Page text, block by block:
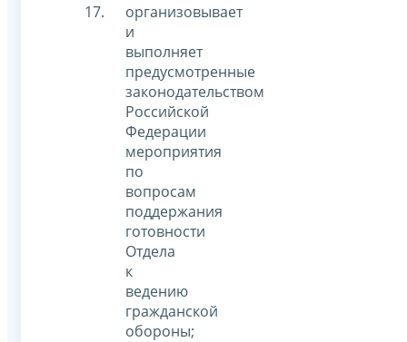
организовывает
и
выполняет
предусмотренные
законодательством
Российской
Федерации
мероприятия
по
вопросам
поддержания
готовности
Отдела
к
ведению
гражданской
обороны;